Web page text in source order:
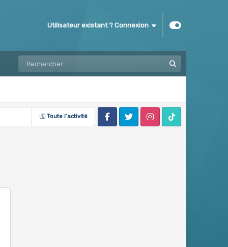
Utilisateur existant ? Connexion
Toute l’activité
FacebookTwitter InstagramTik Tok